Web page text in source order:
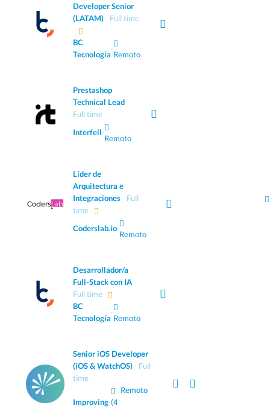
Developer Senior
(LATAM)
Full time
BC
Tecnología
·
Remoto
Prestashop
Technical Lead
Full time
Interfell·
Remoto
Líder de
Arquitectura e
Integraciones
Full
time
Coderslab.io·
Remoto
Desarrollador/a
Full-Stack con IA
Full time
BC
Tecnología
·
Remoto
Senior iOS Developer
(iOS & WatchOS)
Full
time
Improving·
Remoto
(4